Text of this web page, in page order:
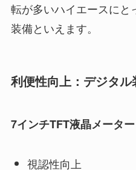
転が多いハイエースにと
装備といえます。
利便性向上：デジタ
7インチTFT液晶メーター
視認性向上